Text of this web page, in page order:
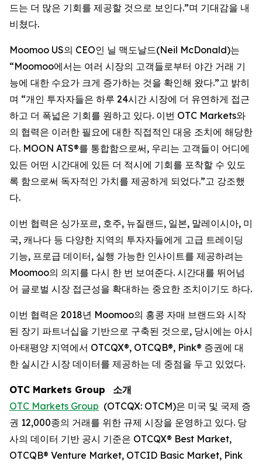
드는 더 많은 기회를 제공할 것으로 보인다.”며 기대감을 내
비쳤다.
Moomoo US의 CEO인 닐 맥도날드(Neil McDonald)는
“Moomoo에서는 여러 시장의 고객들로부터 야간 거래 기
능에 대한 수요가 크게 증가하는 것을 확인해 왔다.”고 밝히
며 “개인 투자자들은 하루 24시간 시장에 더 유연하게 접근
하고 더 폭넓은 기회를 원하고 있다. 이번 OTC Markets와
의 협력은 이러한 필요에 대한 직접적인 대응 조치에 해당한
다. MOON ATS®를 통합함으로써, 우리는 고객들이 어디에
있든 어떤 시간대에 있든 더 적시에 기회를 포착할 수 있도
록 함으로써 독자적인 가치를 제공하게 되었다.”고 강조했
다.
이번 협력은 싱가포르, 호주, 뉴질랜드, 일본, 말레이시아, 미
국, 캐나다 등 다양한 지역의 투자자들에게 고급 트레이딩
기능, 프로급 데이터, 실행 가능한 인사이트를 제공하려는
Moomoo의 의지를 다시 한 번 보여준다. 시간대를 뛰어넘
어 글로벌 시장 접근성을 확대하는 중요한 조치이기도 하다.
이번 협력은 2018년 Moomoo의 홍콩 자매 브랜드와 시작
된 장기 파트너십을 기반으로 구축된 것으로, 당시에는 아시
아·태평양 지역에서 OTCQX®, OTCQB®, Pink® 증권에 대
한 실시간 시장 데이터를 제공하는 데 중점을 두고 있었다.
OTC Markets Group
소개
OTC Markets Group (OTCQX: OTCM)은 미국 및 국제 증
권 12,000종의 거래를 위한 규제 시장을 운영하고 있다. 당
사의 데이터 기반 공시 기준은 OTCQX® Best Market,
OTCQB® Venture Market, OTCID Basic Market, Pink